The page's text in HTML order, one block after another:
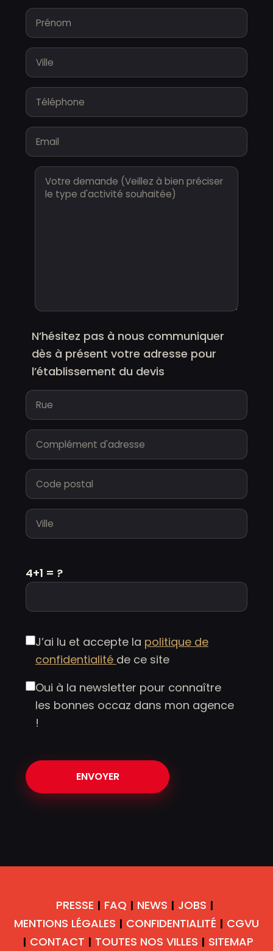
Prenom
Ville
Téléphone
Email
N’hésitez pas à nous communiquer
dès à présent votre adresse pour
l’établissement du devis
Rue
Complément d'adresse
Code postal
Ville
4+1 = ?
J’ai lu et accepte la politique de
confidentialité de ce site
Oui à la newsletter pour connaître
les bonnes occaz dans mon agence
!
PRESSE | FAQ | NEWS | JOBS |
MENTIONS LÉGALES | CONFIDENTIALITÉ | CGVU
| CONTACT | TOUTES NOS VILLES | SITEMAP